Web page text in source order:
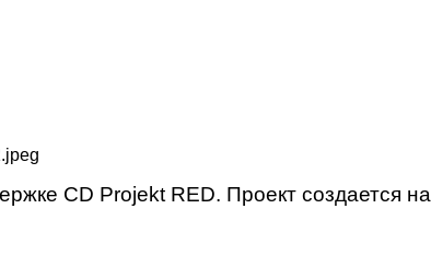
CD Projekt RED. Проект создается